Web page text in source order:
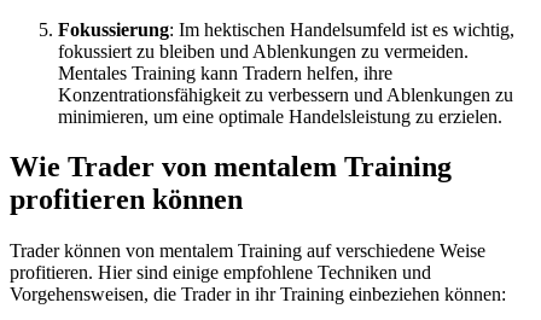
Fokussierung: Im hektischen Handelsumfeld ist es wichtig,
fokussiert zu bleiben und Ablenkungen zu vermeiden.
Mentales Training kann Tradern helfen, ihre
Konzentrationsfähigkeit zu verbessern und Ablenkungen zu
minimieren, um eine optimale Handelsleistung zu erzielen.
Wie Trader von mentalem Training
profitieren können
Trader können von mentalem Training auf verschiedene Weise
profitieren. Hier sind einige empfohlene Techniken und
Vorgehensweisen, die Trader in ihr Training einbeziehen können: